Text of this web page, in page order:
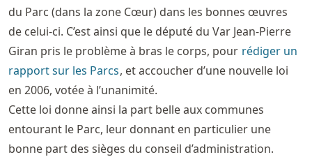
du Parc (dans la zone Cœur) dans les bonnes œuvres
de celui-ci. C’est ainsi que le député du Var Jean-Pierre
Giran pris le problème à bras le corps, pour rédiger un
rapport sur les Parcs, et accoucher d’une nouvelle loi
en 2006, votée à l’unanimité.
Cette loi donne ainsi la part belle aux communes
entourant le Parc, leur donnant en particulier une
bonne part des sièges du conseil d’administration.